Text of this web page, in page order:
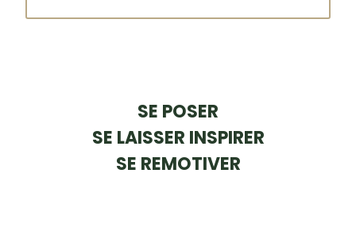
SE POSER
SE LAISSER INSPIRER
SE REMOTIVER